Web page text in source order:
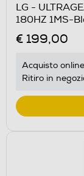
LG -
180HZ 1MS-
€ 199,00
Acquisto
Ritiro in